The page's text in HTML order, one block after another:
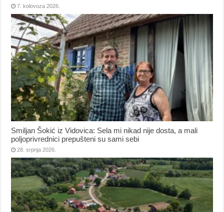
7. kolovoza 2026.
Smiljan Šokić iz Vidovica: Sela mi nikad nije dosta, a mali
poljoprivrednici prepušteni su sami sebi
28. srpnja 2026.